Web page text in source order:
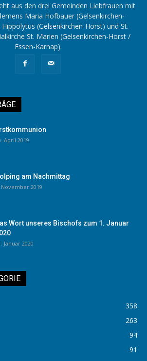
aus den drei Gemeinden Liebfrauen mit
Maria Hofbauer (Gelsenkirchen-
(Gelsenkirchen-Horst) und St.
St. Marien (Gelsenkirchen-Horst /
Essen-Karnap).
April 2019
am Nachmittag
November 2019
Wort unseres Bischofs zum 1. Januar
Januar 2020
358
263
94
91